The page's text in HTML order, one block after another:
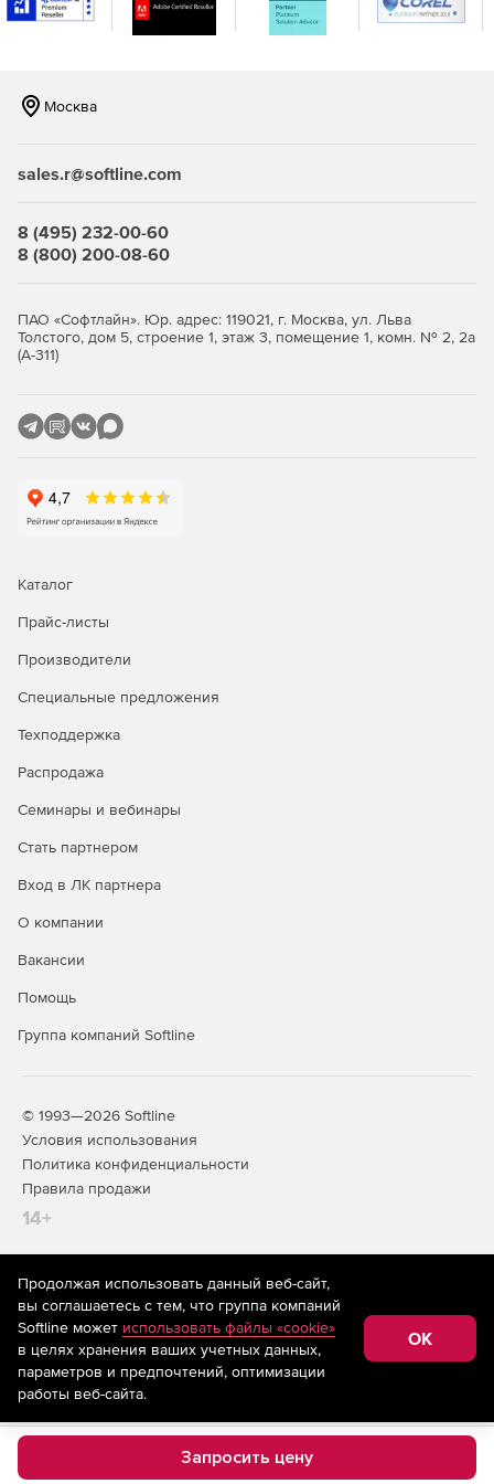
Asset Life Cycle Management
также планировать бюджет на IT.
Software License Management
управления лицензиями на программное
Contract and Lease Management– предназначен для
отслеживания и управления контрактами, которые
Запросить цену
Москва
sales.r@softline.com
8 (495) 232-00-60
8 (800) 200-08-60
ПАО «Софтлайн». Юр. адрес: 119021, г. Москва, ул. Льва
Толстого, дом 5, строение 1, этаж 3, помещение 1, комн. № 2, 2а
(А-311)
Каталог
Прайс-листы
Производители
Специальные предложения
Техподдержка
Распродажа
Семинары и вебинары
Стать партнером
Вход в ЛК партнера
О компании
Вакансии
Помощь
Группа компаний Softline
© 1993—2026 Softline
Условия использования
Политика конфиденциальности
Правила продажи
14+
На информационном ресурсе store.softline.ru применяются
рекомендательные технологии(информационные технологии
предоставления информации на основе сбора,
систематизации и анализа сведений, относящихся к
предпочтениям пользователей сети «Интернет»,
находящихся на территории Российской Федерации)
Продолжая использовать данный веб-сайт,
вы соглашаетесь с тем, что группа компаний
Softline может использовать файлы «cookie»
в целях хранения ваших учетных данных,
параметров и предпочтений, оптимизации
работы веб-сайта.
OK